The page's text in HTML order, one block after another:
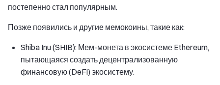
постепенно стал популярным.
Позже появились и другие мемокоины, такие как:
Shiba Inu (SHIB): Мем-монета в экосистеме Ethereum,
пытающаяся создать децентрализованную
финансовую (DeFi) экосистему.